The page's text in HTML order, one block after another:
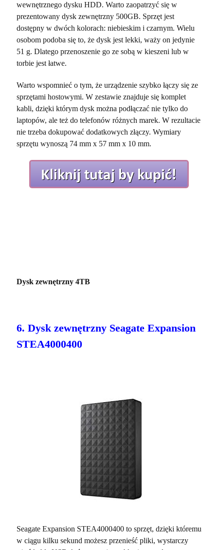
wewnętrznego dysku HDD. Warto zaopatrzyć się w
prezentowany dysk zewnętrzny 500GB. Sprzęt jest
dostępny w dwóch kolorach: niebieskim i czarnym. Wielu
osobom podoba się to, że dysk jest lekki, waży on jedynie
51 g. Dlatego przenoszenie go ze sobą w kieszeni lub w
torbie jest łatwe.
Warto wspomnieć o tym, że urządzenie szybko łączy się ze
sprzętami hostowymi. W zestawie znajduje się komplet
kabli, dzięki którym dysk można podłączać nie tylko do
laptopów, ale też do telefonów różnych marek. W rezultacie
nie trzeba dokupować dodatkowych złączy. Wymiary
sprzętu wynoszą 74 mm x 57 mm x 10 mm.
Dysk zewnętrzny 4TB
6. Dysk zewnętrzny Seagate Expansion
STEA4000400
Seagate Expansion STEA4000400 to sprzęt, dzięki któremu
w ciągu kilku sekund możesz przenieść pliki, wystarczy